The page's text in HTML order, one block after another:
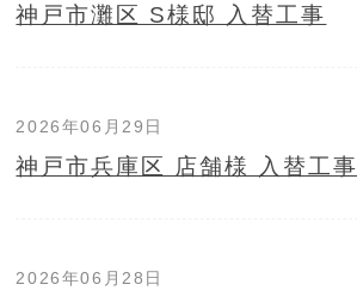
神戸市灘区 S様邸 入替工事
2026年06月29日
神戸市兵庫区 店舗様 入替工事
2026年06月28日